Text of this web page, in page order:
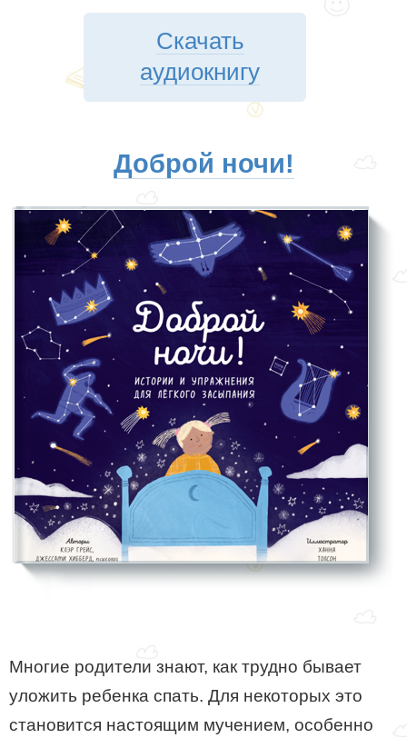
Скачать
аудиокнигу
Доброй ночи!
Многие родители знают, как трудно бывает
уложить ребенка спать. Для некоторых это
становится настоящим мучением, особенно